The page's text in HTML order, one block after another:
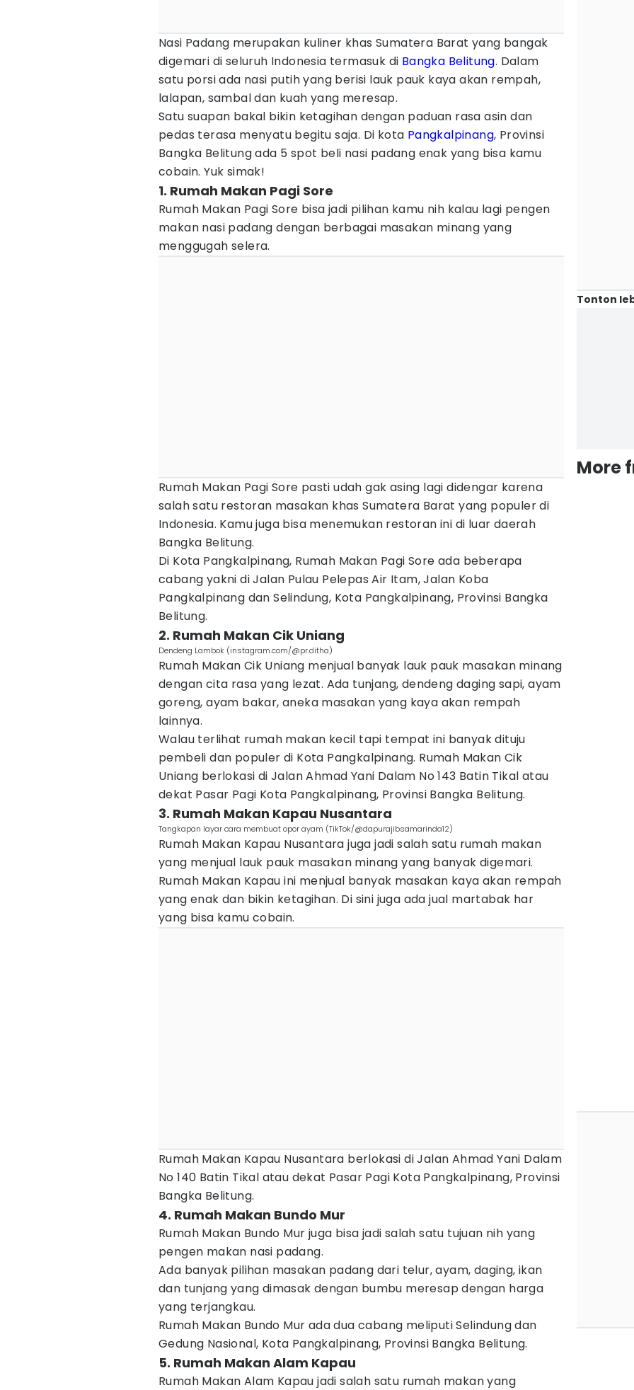
Nasi Padang merupakan kuliner khas Sumatera Barat yang bangak
digemari di seluruh Indonesia termasuk di Bangka Belitung. Dalam
satu porsi ada nasi putih yang berisi lauk pauk kaya akan rempah,
lalapan, sambal dan kuah yang meresap.
Satu suapan bakal bikin ketagihan dengan paduan rasa asin dan
pedas terasa menyatu begitu saja. Di kota Pangkalpinang, Provinsi
Bangka Belitung ada 5 spot beli nasi padang enak yang bisa kamu
cobain. Yuk simak!
1. Rumah Makan Pagi Sore
Rumah Makan Pagi Sore bisa jadi pilihan kamu nih kalau lagi pengen
makan nasi padang dengan berbagai masakan minang yang
menggugah selera.
Rumah Makan Pagi Sore pasti udah gak asing lagi didengar karena
salah satu restoran masakan khas Sumatera Barat yang populer di
Indonesia. Kamu juga bisa menemukan restoran ini di luar daerah
Bangka Belitung.
Di Kota Pangkalpinang, Rumah Makan Pagi Sore ada beberapa
cabang yakni di Jalan Pulau Pelepas Air Itam, Jalan Koba
Pangkalpinang dan Selindung, Kota Pangkalpinang, Provinsi Bangka
Belitung.
2. Rumah Makan Cik Uniang
Dendeng Lambok (instagram.com/@pr.ditha)
Rumah Makan Cik Uniang menjual banyak lauk pauk masakan minang
dengan cita rasa yang lezat. Ada tunjang, dendeng daging sapi, ayam
goreng, ayam bakar, aneka masakan yang kaya akan rempah
lainnya.
Walau terlihat rumah makan kecil tapi tempat ini banyak dituju
pembeli dan populer di Kota Pangkalpinang. Rumah Makan Cik
Uniang berlokasi di Jalan Ahmad Yani Dalam No 143 Batin Tikal atau
dekat Pasar Pagi Kota Pangkalpinang, Provinsi Bangka Belitung.
3. Rumah Makan Kapau Nusantara
Tangkapan layar cara membuat opor ayam (TikTok/@dapurajibsamarinda12)
Rumah Makan Kapau Nusantara juga jadi salah satu rumah makan
yang menjual lauk pauk masakan minang yang banyak digemari.
Rumah Makan Kapau ini menjual banyak masakan kaya akan rempah
yang enak dan bikin ketagihan. Di sini juga ada jual martabak har
yang bisa kamu cobain.
Rumah Makan Kapau Nusantara berlokasi di Jalan Ahmad Yani Dalam
No 140 Batin Tikal atau dekat Pasar Pagi Kota Pangkalpinang, Provinsi
Bangka Belitung.
4. Rumah Makan Bundo Mur
Rumah Makan Bundo Mur juga bisa jadi salah satu tujuan nih yang
pengen makan nasi padang.
Ada banyak pilihan masakan padang dari telur, ayam, daging, ikan
dan tunjang yang dimasak dengan bumbu meresap dengan harga
yang terjangkau.
Rumah Makan Bundo Mur ada dua cabang meliputi Selindung dan
Gedung Nasional, Kota Pangkalpinang, Provinsi Bangka Belitung.
5. Rumah Makan Alam Kapau
Rumah Makan Alam Kapau jadi salah satu rumah makan yang
Tonton
More